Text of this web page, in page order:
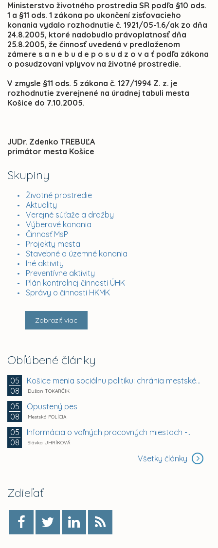
Skupiny
Životné prostredie
Aktuality
Verejné súťaže a dražby
Výberové konania
Činnosť MsP
Projekty mesta
Stavebné a územné konania
Iné aktivity
Preventívne aktivity
Plán kontrolnej činnosti ÚHK
Správy o činnosti HKMK
Zobraziť viac
Obľúbené články
05
08
Košice menia sociálnu politiku: chránia mestské byty...
Dušan TOKARČÍK
05
08
Opustený pes
Mestská POLÍCIA
05
08
Informácia o voľných pracovných miestach -...
Slávka UHRÍKOVÁ
Všetky články
Zdieľať
Ministerstvo životného prostredia SR podľa §10 ods.
1 a §11 ods. 1 zákona po ukončení zisťovacieho
konania vydalo rozhodnutie č. 1921/05-1.6/ak zo dňa
24.8.2005, ktoré nadobudlo právoplatnosť dňa
25.8.2005, že činnosť uvedená v predloženom
zámere s a n e b u d e p o s u d z o v a ť podľa zákona
o posudzovaní vplyvov na životné prostredie.
V zmysle §11 ods. 5 zákona č. 127/1994 Z. z. je
rozhodnutie zverejnené na úradnej tabuli mesta
Košice do 7.10.2005.
JUDr. Zdenko TREBUĽA
primátor mesta Košice